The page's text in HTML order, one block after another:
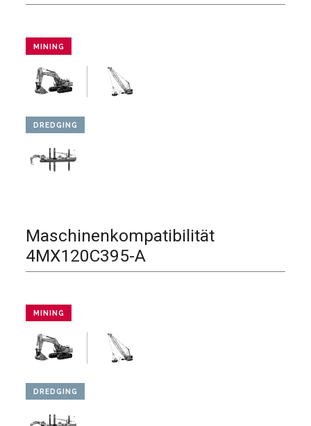
MINING
DREDGING
Maschinenkompatibilität
4MX120C395-A
MINING
DREDGING